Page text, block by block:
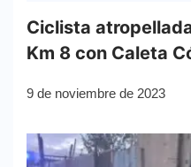
Ciclista
Km 8 con Caleta
9 de noviembre de 2023